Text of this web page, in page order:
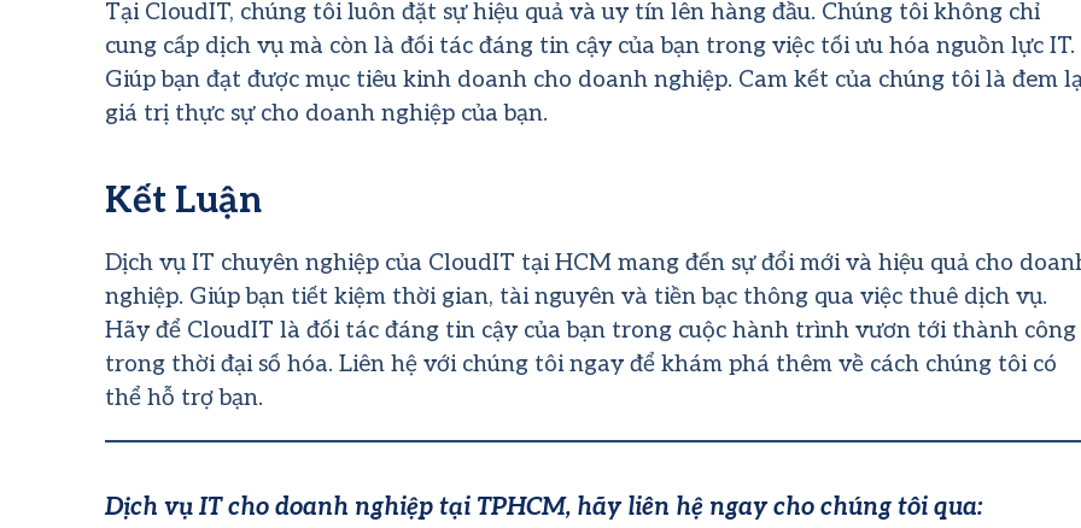
Tại CloudIT, chúng tôi luôn đặt sự hiệu quả và uy tín lên hàng đầu. Chúng tôi không chỉ
cung cấp dịch vụ mà còn là đối tác đáng tin cậy của bạn trong việc tối ưu hóa nguồn lực IT.
Giúp bạn đạt được mục tiêu kinh doanh cho doanh nghiệp. Cam kết của chúng tôi là đem
giá trị thực sự cho doanh nghiệp của bạn.
Kết Luận
Dịch vụ IT chuyên nghiệp của CloudIT tại HCM mang đến sự đổi mới và hiệu quả cho
nghiệp. Giúp bạn tiết kiệm thời gian, tài nguyên và tiền bạc thông qua việc thuê dịch vụ.
Hãy để CloudIT là đối tác đáng tin cậy của bạn trong cuộc hành trình vươn tới thành công
trong thời đại số hóa. Liên hệ với chúng tôi ngay để khám phá thêm về cách chúng tôi có
thể hỗ trợ bạn.
Dịch vụ IT cho doanh nghiệp tại TPHCM, hãy liên hệ ngay cho chúng tôi qua: